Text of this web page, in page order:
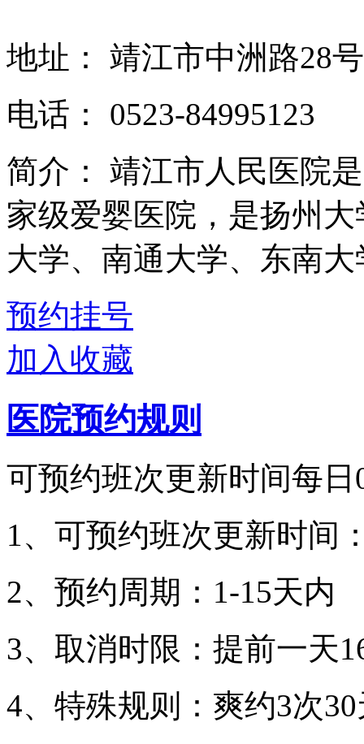
地址：
靖江市中洲路28
电话：
0523-84995123
简介：
靖江市人民医院
家级爱婴医院，是扬州
大学、南通大学、东南
预约挂号
加入收藏
医院预约规则
可预约班次更新时间每日
1、可预约班次更新时间
2、预约周期：1-15天内
3、取消时限：提前一天
4、特殊规则：爽约3次